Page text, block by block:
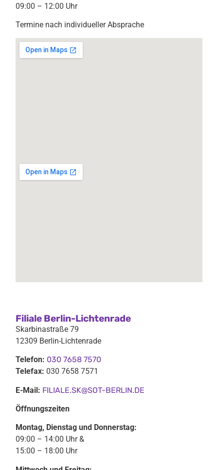
09:00 – 12:00 Uhr
Termine nach individueller Absprache
Filiale Berlin-Lichtenrade
Skarbinastraße 79
12309 Berlin-Lichtenrade
Telefon: 030 7658 7570
Telefax: 030 7658 7571
E-Mail: FILIALE.SK@SOT-BERLIN.DE
Öffnungszeiten
Montag, Dienstag und Donnerstag:
09:00 – 14:00 Uhr &
15:00 – 18:00 Uhr